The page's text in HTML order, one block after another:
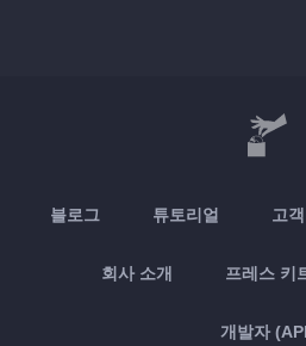
블로그 튜토리얼 고
회사 소개 프레스 키
개발자